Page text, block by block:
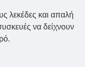
λεκέδες και απαλή
να δείχνουν